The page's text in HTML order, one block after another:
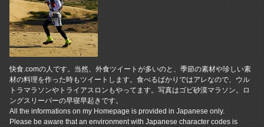
快食.comの人です。当然、外食ツイートが多いのと、季節の素材や珍しい素
材の料理を作った時もツイートします。食べるばかりではアレなので、ウル
トラマラソンやトライアスロンもやってます。写真はゴビ砂漠マラソン。ロ
ングスリーパーの早寝早起きです。
All the informations on my Homepage is provided in Japanese only.
Please be aware that an environment with Japanese character codes is